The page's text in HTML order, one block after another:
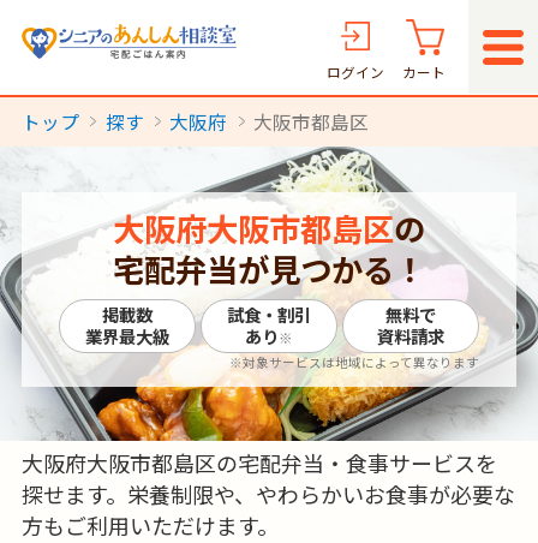
ログイン カート
トップ 探す 大阪府 大阪市都島区
大阪府大阪市都島区の
宅配弁当が見つかる！
掲載数
業界最大級
試食・割引
あり※
無料で
資料請求
※対象サービスは地域によって異なります
大阪府大阪市都島区の宅配弁当・食事サービスを
探せます。栄養制限や、やわらかいお食事が必要な
方もご利用いただけます。